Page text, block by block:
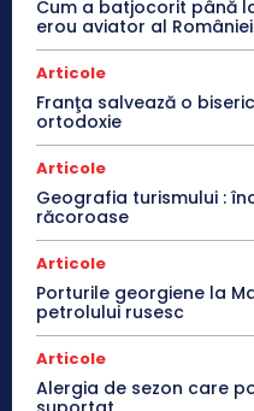
Cum a batjocorit până
erou aviator al României
Articole
Franţa salvează o
ortodoxie
Articole
Geografia turismului :
răcoroase
Articole
Porturile georgiene la
petrolului rusesc
Articole
Alergia de sezon care